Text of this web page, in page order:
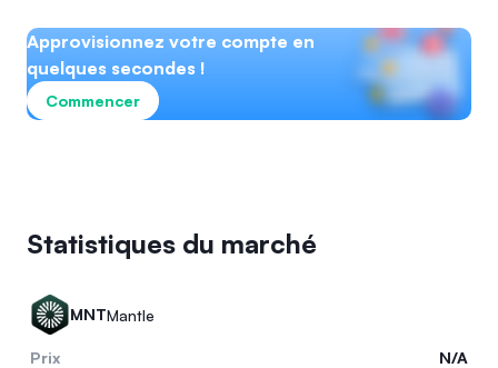
Approvisionnez votre compte en
quelques secondes !
Commencer
Statistiques du marché
MNTMantle
Prix
N/A